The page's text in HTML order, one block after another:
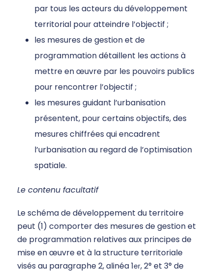
par tous les acteurs du développement
territorial pour atteindre l’objectif ;
les mesures de gestion et de
programmation détaillent les actions à
mettre en œuvre par les pouvoirs publics
pour rencontrer l’objectif ;
les mesures guidant l’urbanisation
présentent, pour certains objectifs, des
mesures chiffrées qui encadrent
l’urbanisation au regard de l’optimisation
spatiale.
Le contenu facultatif
Le schéma de développement du territoire
peut (1) comporter des mesures de gestion et
de programmation relatives aux principes de
mise en œuvre et à la structure territoriale
visés au paragraphe 2, alinéa 1er, 2° et 3° de